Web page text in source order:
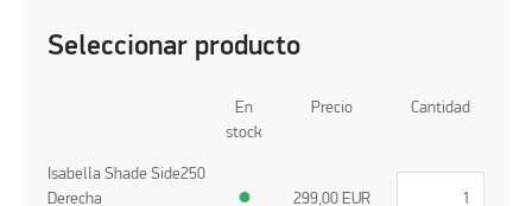
Seleccionar producto
En
stock
Precio Cantidad
Isabella Shade Side250
Derecha
● 299,00 EUR